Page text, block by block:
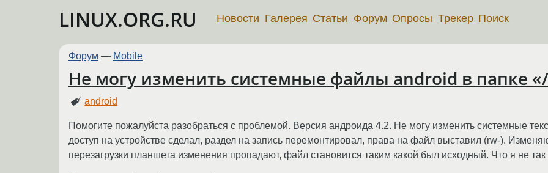
LINUX.ORG.RU Новости Галерея Статьи Форум Опросы Трекер Поиск
Форум — Mobile
Не могу изменить системные файлы android в папке
android
Помогите пожалуйста разобраться с проблемой. Версия андроида 4.2. Не могу изменить системные
доступ на устройстве сделал, раздел на запись перемонтировал, права на файл выставил (rw-).
перезагрузки планшета изменения пропадают, файл становится таким какой был исходный. Что я не